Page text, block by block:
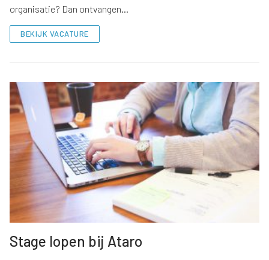
organisatie? Dan ontvangen…
BEKIJK VACATURE
Stage lopen bij Ataro